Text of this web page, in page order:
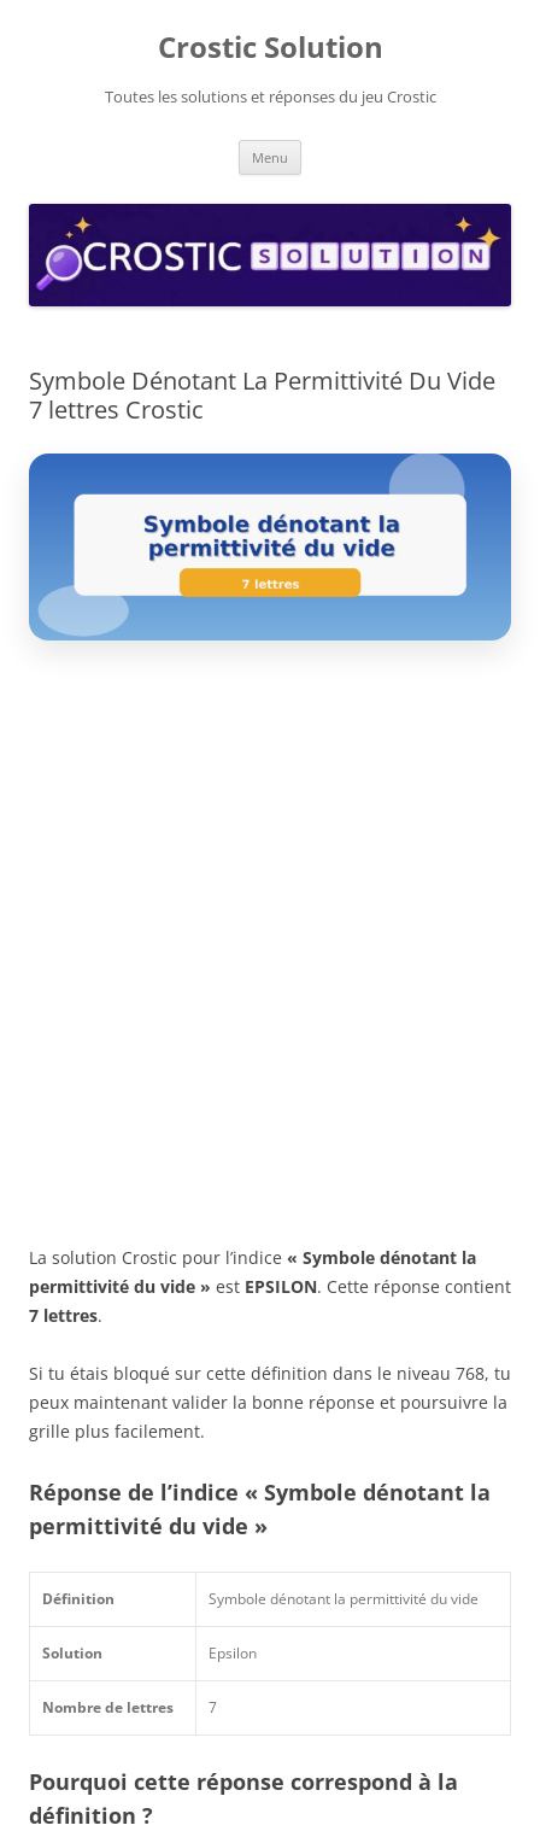
Crostic Solution
Toutes les solutions et réponses du jeu Crostic
Menu
Symbole Dénotant La Permittivité Du Vide
7 lettres Crostic
La solution Crostic pour l’indice « Symbole dénotant la
permittivité du vide » est EPSILON. Cette réponse contient
7 lettres.
Si tu étais bloqué sur cette définition dans le niveau 768, tu
peux maintenant valider la bonne réponse et poursuivre la
grille plus facilement.
Réponse de l’indice « Symbole dénotant la
permittivité du vide »
Définition Symbole dénotant la permittivité du vide
Solution Epsilon
Nombre de lettres 7
Pourquoi cette réponse correspond à la
définition ?